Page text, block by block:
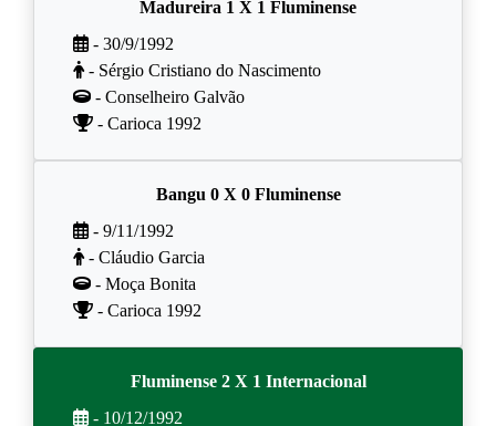
Madureira 1 X 1 Fluminense
- 30/9/1992
- Sérgio Cristiano do Nascimento
- Conselheiro Galvão
- Carioca 1992
Bangu 0 X 0 Fluminense
- 9/11/1992
- Cláudio Garcia
- Moça Bonita
- Carioca 1992
Fluminense 2 X 1 Internacional
- 10/12/1992